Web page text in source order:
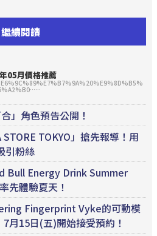
繼續閱讀
05月價格推薦
」角色預告公開！
TOKYO」搶先報導！用
引粉絲
Bull Energy Drink Summer
先體驗夏天！
Fingerprint Vyke的可動模
月15日(五)開始接受預約！